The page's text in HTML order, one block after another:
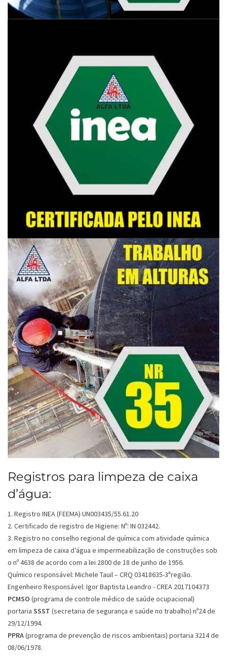
Registros para limpeza de caixa
d’água:
1. Registro INEA (FEEMA) UN003435/55.61.20
2. Certificado de registro de Higiene: Nº: IN 032442.
3. Registro no conselho regional de química com atividade química
em limpeza de caixa d’água e impermeabilização de construções sob
o nº 4638 de acordo com a lei 2800 de 18 de junho de 1956.
Químico responsável: Michele Tauil – CRQ 03418635-3ªregião.
Engenheiro Responsável: Igor Baptista Leandro - CREA 2017104373
PCMSO (programa de controle médico de saúde ocupacional)
portaria SSST (secretaria de segurança e saúde no trabalho) nº24 de
29/12/1994.
PPRA(programa de prevenção de riscos ambientais) portaria 3214 de
08/06/1978.